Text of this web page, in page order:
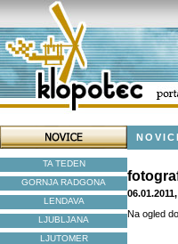
TA TEDEN
GORNJA RADGONA
LENDAVA
LJUBLJANA
LJUTOMER
Na ogled